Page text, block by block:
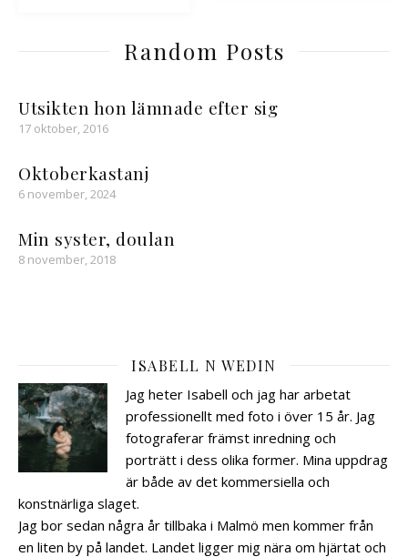
Random Posts
Utsikten hon lämnade efter sig
17 oktober, 2016
Oktoberkastanj
6 november, 2024
Min syster, doulan
8 november, 2018
ISABELL N WEDIN
Jag heter Isabell och jag har arbetat
professionellt med foto i över 15 år. Jag
fotograferar främst inredning och
porträtt i dess olika former. Mina uppdrag
är både av det kommersiella och
konstnärliga slaget.
Jag bor sedan några år tillbaka i Malmö men kommer från
en liten by på landet. Landet ligger mig nära om hjärtat och